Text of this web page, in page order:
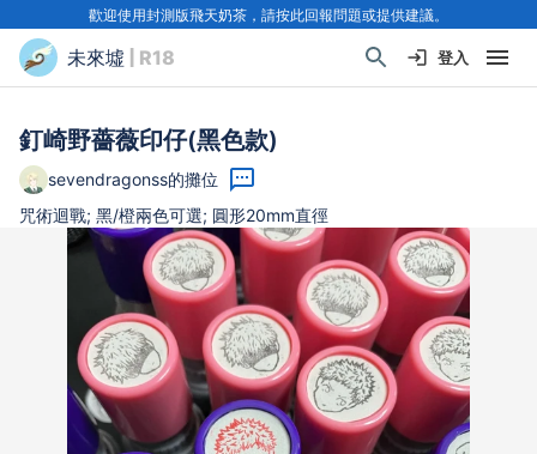
歡迎使用封測版飛天奶茶，請按此回報問題或提供建議。
未來墟 | R18 登入
釘崎野薔薇印仔(黑色款)
sevendragonss的攤位
咒術迴戰; 黑/橙兩色可選; 圓形20mm直徑